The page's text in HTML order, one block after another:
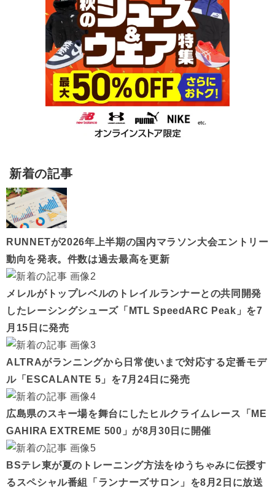
新着の記事
RUNNETが2026年上半期の国内マラソン大会エントリー
動向を発表。件数は過去最高を更新
メレルがトップレベルのトレイルランナーとの共同開発
したレーシングシューズ「MTL SpeedARC Peak」を7
月15日に発売
ALTRAがランニングから日常使いまで対応する定番モデ
ル「ESCALANTE 5」を7月24日に発売
広島県のスキー場を舞台にしたヒルクライムレース「ME
GAHIRA EXTREME 500」が8月30日に開催
BSテレ東が夏のトレーニング方法をゆうちゃみに伝授す
るスペシャル番組「ランナーズサロン」を8月2日に放送